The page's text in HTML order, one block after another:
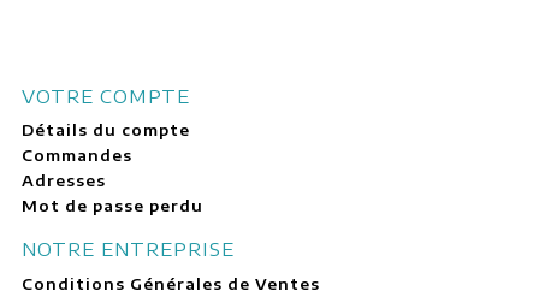
VOTRE COMPTE
Détails du compte
Commandes
Adresses
Mot de passe perdu
NOTRE ENTREPRISE
Conditions Générales de Ventes